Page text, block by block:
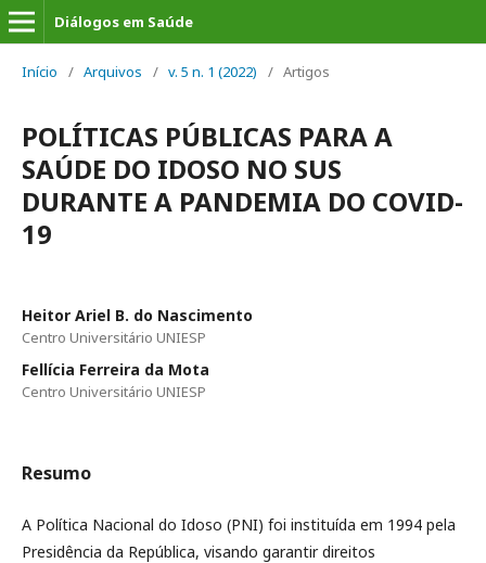
Diálogos em Saúde
Início / Arquivos / v. 5 n. 1 (2022) / Artigos
POLÍTICAS PÚBLICAS PARA A
SAÚDE DO IDOSO NO SUS
DURANTE A PANDEMIA DO COVID-
19
Heitor Ariel B. do Nascimento
Centro Universitário UNIESP
Fellícia Ferreira da Mota
Centro Universitário UNIESP
Resumo
A Política Nacional do Idoso (PNI) foi instituída em 1994 pela
Presidência da República, visando garantir direitos